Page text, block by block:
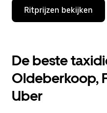
Druk
de
de
agenda
te
openen
en
een
Ritprijzen bekijken
De beste
Oldeberkoop,
Uber